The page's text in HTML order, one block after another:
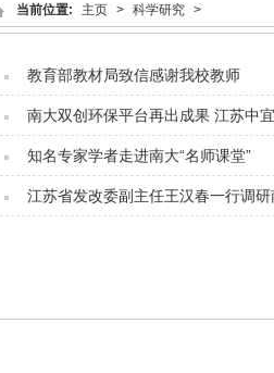
当前位置: 主页 > 科学研究 >
教育部教材局致信感谢我校教师
南大双创环保平台再出成果 江苏中
知名专家学者走进南大“名师课堂”
江苏省发改委副主任王汉春一行调